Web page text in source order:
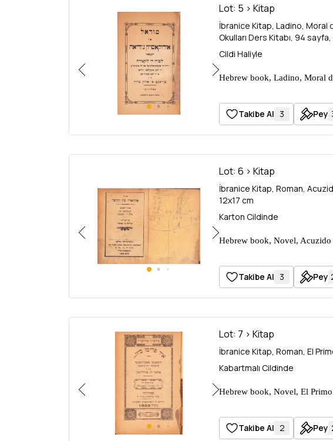
Lot: 5 > Kitap
İbranice Kitap, Ladino, Moral
Okulları Ders Kitabı, 94
Cildi Haliyle
Hebrew book, Ladino, Moral
families. 94 pages, 16x42cm
Hardcover
Takibe Al 3 Pey
Lot: 6 > Kitap
İbranice Kitap, Roman,
12x17 cm
Karton Cildinde
Hebrew book, Novel,
Hardcover
Takibe Al 3 Pey
Lot: 7 > Kitap
İbranice Kitap, Roman, El
Kabartmalı Cildinde
Hebrew book, Novel, El
Takibe Al 2 Pey